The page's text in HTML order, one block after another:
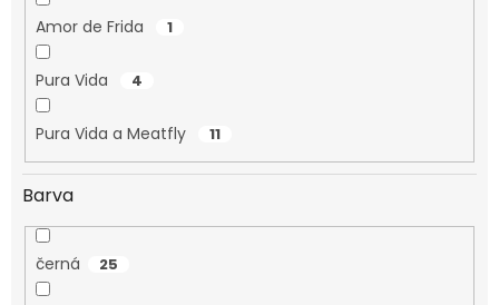
Amor de Frida 1
Pura Vida 4
Pura Vida a Meatfly 11
Barva
černá 25